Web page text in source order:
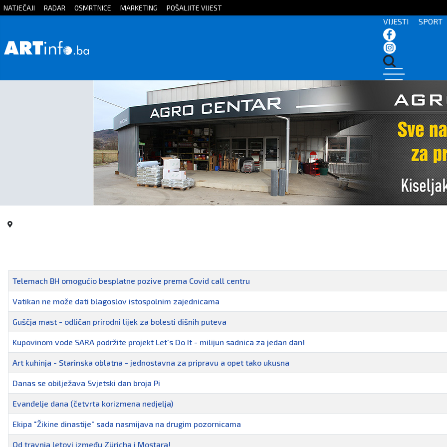
Početna
NATJEČAJI RADAR OSMRTNICE MARKETING POŠALJITE VIJEST
VIJESTI SPORT
Naziv
Telemach BH omogućio besplatne pozive prema Covid call centru
Vatikan ne može dati blagoslov istospolnim zajednicama
Guščja mast - odličan prirodni lijek za bolesti dišnih puteva
Kupovinom vode SARA podržite projekt Let's Do It - milijun sadnica za jedan dan!
Art kuhinja - Starinska oblatna - jednostavna za pripravu a opet tako ukusna
Danas se obilježava Svjetski dan broja Pi
Evanđelje dana (četvrta korizmena nedjelja)
Ekipa "Žikine dinastije" sada nasmijava na drugim pozornicama
Od travnja letovi između Züricha i Mostara!